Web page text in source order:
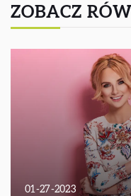
ZOBACZ
01-27-2023